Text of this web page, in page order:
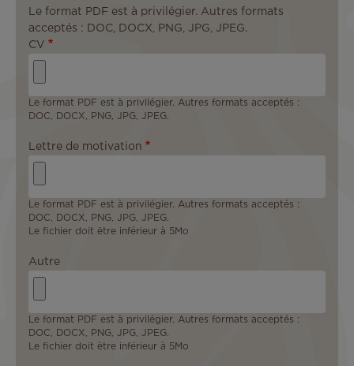
Le format PDF est à privilégier. Autres formats
acceptés : DOC, DOCX, PNG, JPG, JPEG.
CV
Le format PDF est à privilégier. Autres formats acceptés :
DOC, DOCX, PNG, JPG, JPEG.
Lettre de motivation
Le format PDF est à privilégier. Autres formats acceptés :
DOC, DOCX, PNG, JPG, JPEG.
Le fichier doit être inférieur à 5Mo
Autre
Le format PDF est à privilégier. Autres formats acceptés :
DOC, DOCX, PNG, JPG, JPEG.
Le fichier doit être inférieur à 5Mo